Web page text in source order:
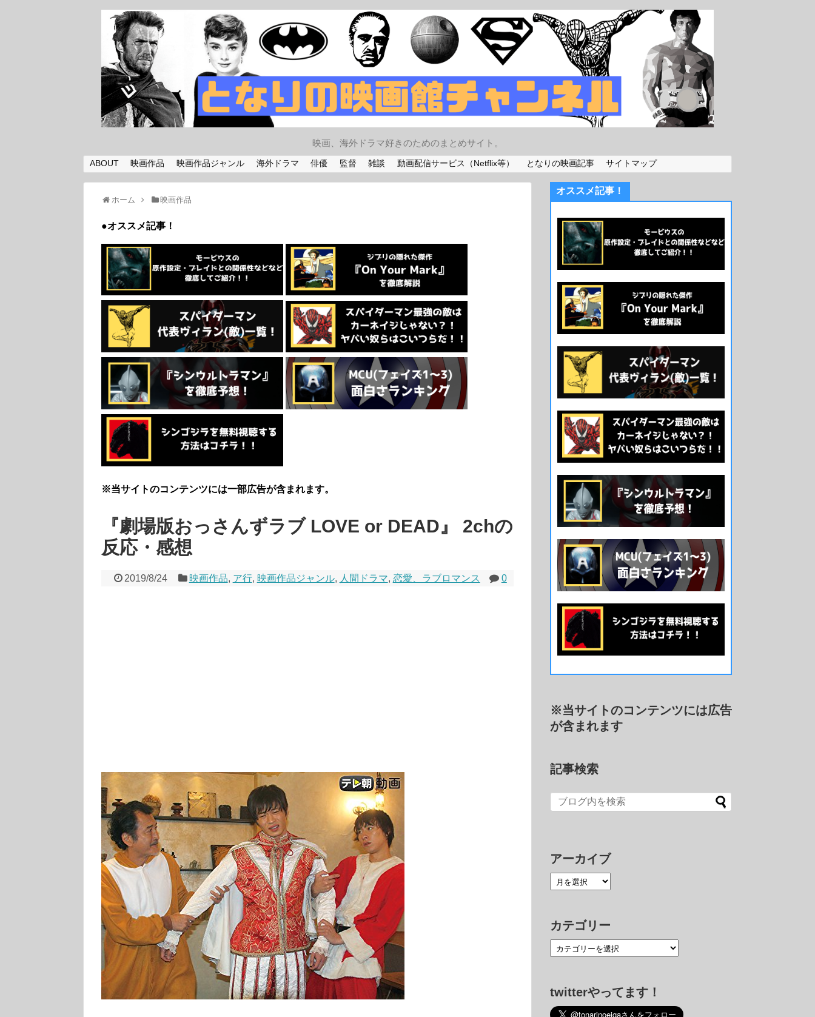
映画、海外ドラマ好きのためのまとめサイト。
ABOUT 映画作品 映画作品ジャンル 海外ドラマ 俳優 監督 雑談 動画配信サービス（Netflix等） となりの映画記事 サイトマップ
ホーム 映画作品
●オススメ記事！
※当サイトのコンテンツには一部広告が含まれます。
『劇場版おっさんずラブ LOVE or DEAD』 2chの
反応・感想
2019/8/24 映画作品, ア行, 映画作品ジャンル, 人間ドラマ, 恋愛、ラブロマンス 0
オススメ記事！
※当サイトのコンテンツには広告
が含まれます
記事検索
アーカイブ
カテゴリー
twitterやってます！